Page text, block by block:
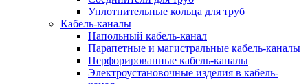
Уплотнительные кольца для труб
Кабель-каналы
Напольный кабель-канал
Парапетные и магистральные кабель-каналы
Перфорированные кабель-каналы
Электроустановочные изделия в кабель-